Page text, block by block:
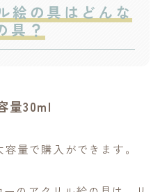
絵の具はどんな
具？
量30ml
量で購入ができます。